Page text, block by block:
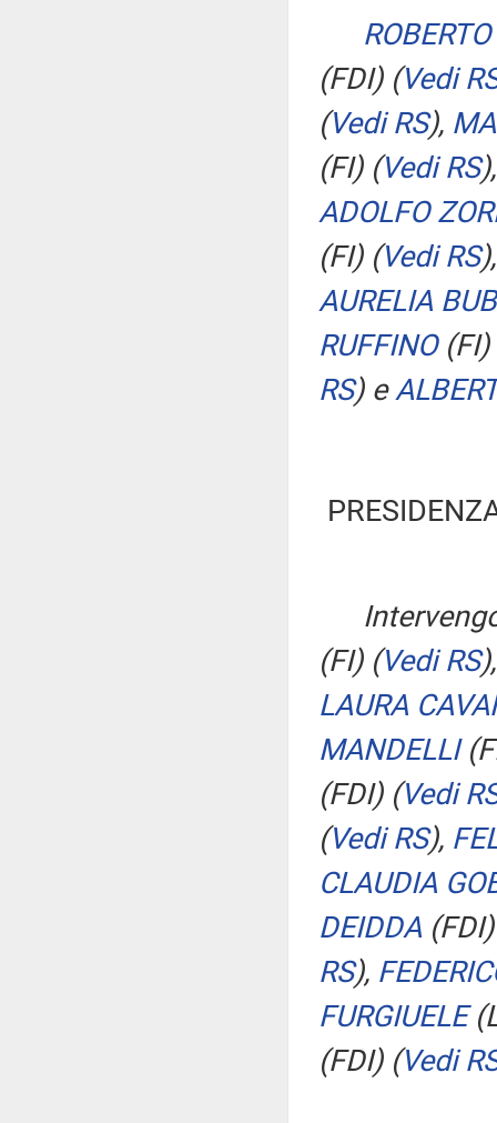
(FDI) (Vedi
(Vedi RS),
(FI) (Vedi RS)
ADOLFO
(FI) (Vedi RS)
AURELIA
RUFFINO(FI)
RS)e
(FI) (Vedi RS)
LAURA
MANDELLI
(FDI) (Vedi
(Vedi RS),
CLAUDIA
DEIDDA
RS),
FURGIUELE
(FDI) (Vedi